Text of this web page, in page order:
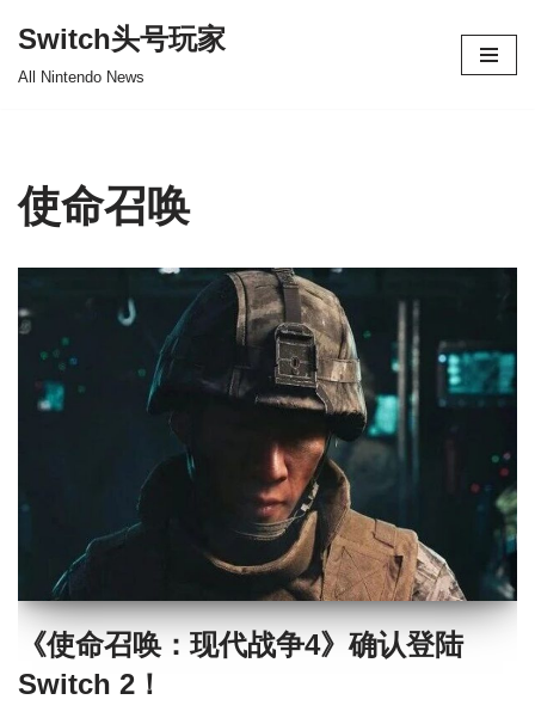
Switch头号玩家
All Nintendo News
使命召唤
《使命召唤：现代战争4》确认登陆
Switch 2！